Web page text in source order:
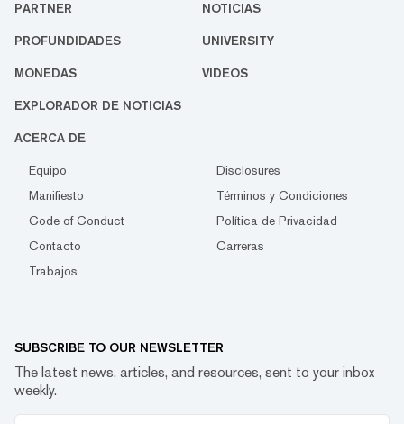
PARTNER NOTICIAS
PROFUNDIDADES UNIVERSITY
MONEDAS VIDEOS
EXPLORADOR DE NOTICIAS
ACERCA DE
Equipo
Disclosures
Manifiesto
Términos y Condiciones
Code of Conduct
Política de Privacidad
Contacto
Carreras
Trabajos
SUBSCRIBE TO OUR NEWSLETTER
The latest news, articles, and resources, sent to your inbox
weekly.